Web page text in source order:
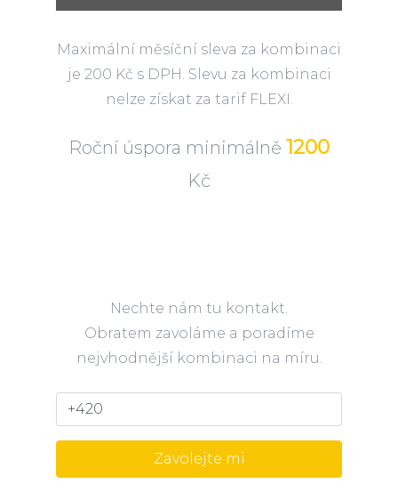
Maximální měsíční sleva za kombinaci
je 200 Kč s DPH. Slevu za kombinaci
nelze získat za tarif FLEXI.
Roční úspora minimálně 1200
Kč
Nechte nám tu kontakt.
Obratem zavoláme a poradíme
nejvhodnější kombinaci na míru.